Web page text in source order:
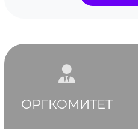
ОРГКОМИТЕТ